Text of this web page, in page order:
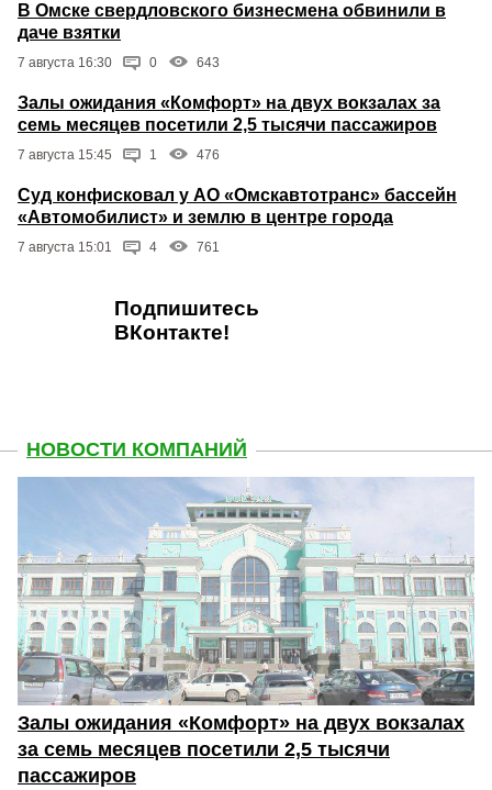
В Омске свердловского бизнесмена обвинили в
даче взятки
7 августа 16:30 0 643
Залы ожидания «Комфорт» на двух вокзалах за
семь месяцев посетили 2,5 тысячи пассажиров
7 августа 15:45 1 476
Суд конфисковал у АО «Омскавтотранс» бассейн
«Автомобилист» и землю в центре города
7 августа 15:01 4 761
Подпишитесь
ВКонтакте!
НОВОСТИ КОМПАНИЙ
Залы ожидания «Комфорт» на двух вокзалах
за семь месяцев посетили 2,5 тысячи
пассажиров